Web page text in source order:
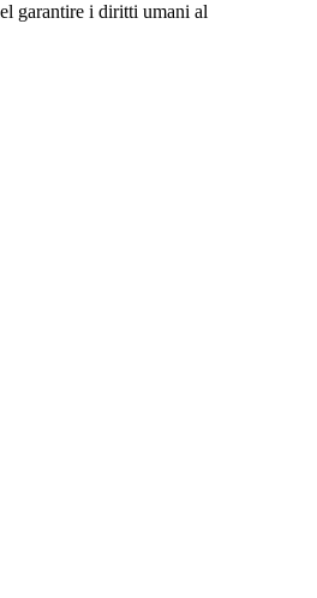
garantire i diritti umani al